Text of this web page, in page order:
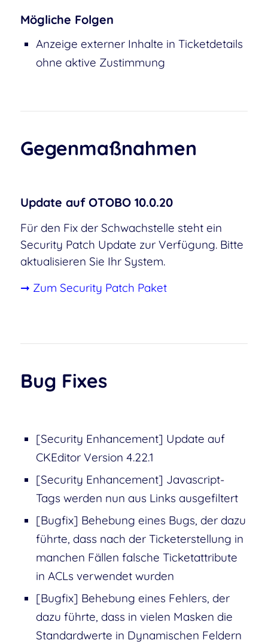
Mögliche Folgen
Anzeige externer Inhalte in Ticketdetails
ohne aktive Zustimmung
Gegenmaßnahmen
Update auf OTOBO 10.0.20
Für den Fix der Schwachstelle steht ein
Security Patch Update zur Verfügung. Bitte
aktualisieren Sie Ihr System.
➞ Zum Security Patch Paket
Bug Fixes
[Security Enhancement] Update auf
CKEditor Version 4.22.1
[Security Enhancement] Javascript-
Tags werden nun aus Links ausgefiltert
[Bugfix] Behebung eines Bugs, der dazu
führte, dass nach der Ticketerstellung in
manchen Fällen falsche Ticketattribute
in ACLs verwendet wurden
[Bugfix] Behebung eines Fehlers, der
dazu führte, dass in vielen Masken die
Standardwerte in Dynamischen Feldern